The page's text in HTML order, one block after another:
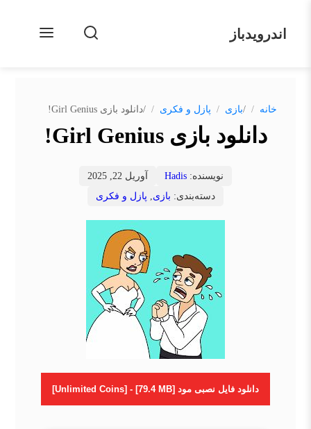
اندرویدباز
خانه /بازی پازل و فکری /دانلود بازی Girl Genius!
دانلود بازی Girl Genius!
نویسنده: Hadis
آوریل 22, 2025
دسته‌بندی: بازی, پازل و فکری
دانلود فایل نصبی مود [Unlimited Coins] - [79.4 MB]